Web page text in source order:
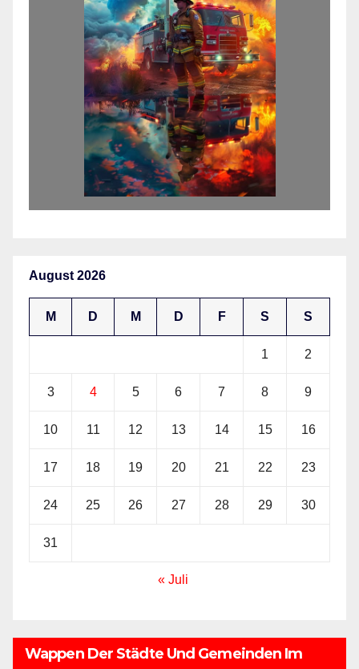
August 2026
M D M D F S S
1 2
3 4 5 6 7 8 9
10 11 12 13 14 15 16
17 18 19 20 21 22 23
24 25 26 27 28 29 30
31
« Juli
Wappen Der Städte Und Gemeinden Im